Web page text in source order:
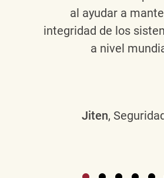
al ayudar a
integridad de los
a nivel
Jiten,